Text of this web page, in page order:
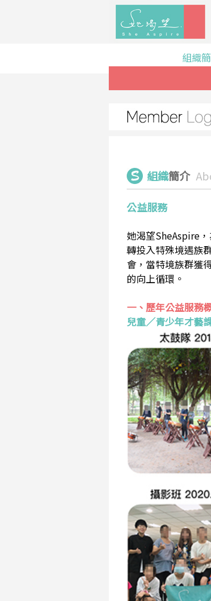
組織
組織簡介
公益服務
她渴望SheAspire
轉投入特殊境遇族
會，當特境族群獲
的向上循環。
一、歷年公益服務
兒童／青少年才藝